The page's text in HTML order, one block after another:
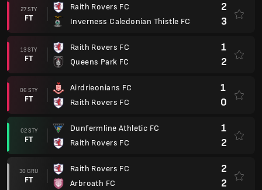
27 STY
FT
Raith Rovers FC
Inverness Caledonian Thistle FC
2
3
13 STY
FT
Raith Rovers FC
Queens Park FC
1
2
06 STY
FT
Airdrieonians FC
Raith Rovers FC
1
0
02 STY
FT
Dunfermline Athletic FC
Raith Rovers FC
1
2
30 GRU
FT
Raith Rovers FC
Arbroath FC
2
2